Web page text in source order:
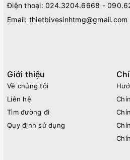
Điện thoại: 024.3204.6668 -
Email: thietbivesinhtmg@gmail.com
Giới thiệu
Về chúng tôi
Liên hệ
Tìm đường đi
Quy định sử dụng